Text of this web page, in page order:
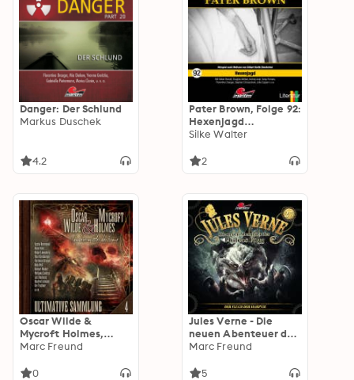
Danger: Der Schlund
Markus Duschek
4.2
Pater Brown, Folge 92:
Hexenjagd
(ungekürzt)
Silke Walter
2
Oscar Wilde &
Mycroft Holmes,
Sonderermittler der
Sammlung Volume 4
Marc Freund
0
Jules Verne - Die
neuen Abenteuer des
Phileas Fogg: Der
Marc Freund
5